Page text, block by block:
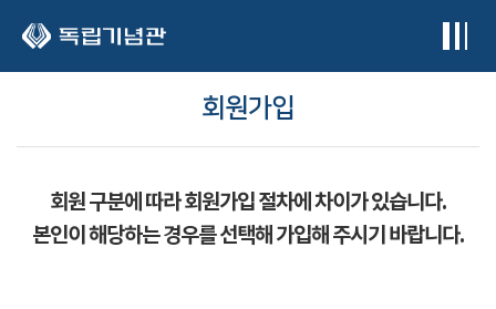
회원가입
회원 구분에 따라 회원가입 절차에 차이가 있습니다.
본인이 해당하는 경우를 선택해 가입해 주시기 바랍니다.